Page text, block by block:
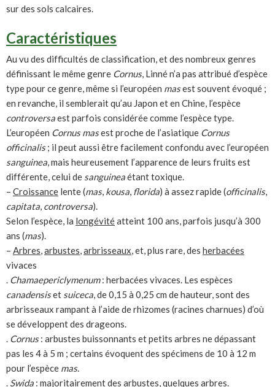
sur des sols calcaires.
Caractéristiques
Au vu des difficultés de classification, et des nombreux genres
définissant le même genre Cornus, Linné n’a pas attribué d’espèce
type pour ce genre, même si l’européen masest souvent évoqué ;
en revanche, il semblerait qu’au Japon et en Chine, l’espèce
controversaest parfois considérée comme l’espèce type.
L’européen Cornus masest proche de l’asiatique Cornus
officinalis; il peut aussi être facilement confondu avec l’européen
sanguinea, mais heureusement l’apparence de leurs fruits est
différente, celui de sanguineaétant toxique.
– Croissance lente (mas, kousa, florida) à assez rapide (officinalis,
capitata, controversa).
Selon l’espèce, la longévitéatteint 100 ans, parfois jusqu’à 300
ans (mas).
– Arbres,arbustes,arbrisseaux, et, plus rare, des herbacées
vivaces
. Chamaepericlymenum: herbacées vivaces. Les espèces
canadensiset suiceca, de 0,15 à 0,25 cm de hauteur, sont des
arbrisseaux rampant à l’aide de rhizomes (racines charnues) d’où
se développent des drageons.
. Cornus: arbustes buissonnants et petits arbres ne dépassant
pas les 4 à 5 m ; certains évoquent des spécimens de 10 à 12 m
pour l’espèce mas.
. Swida : majoritairement des arbustes, quelques arbres.